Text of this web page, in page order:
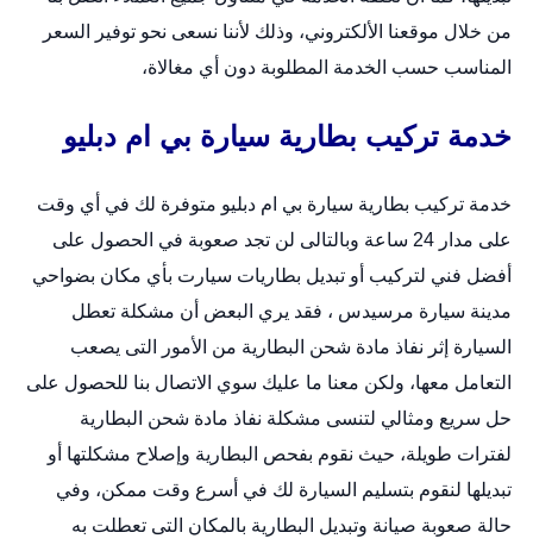
من خلال موقعنا الألكتروني، وذلك لأننا نسعى نحو توفير السعر
المناسب حسب الخدمة المطلوبة دون أي مغالاة،
خدمة تركيب بطارية سيارة بي ام دبليو
خدمة تركيب بطارية سيارة بي ام دبليو متوفرة لك في أي وقت
على مدار 24 ساعة وبالتالى لن تجد صعوبة في الحصول على
أفضل فني لتركيب أو تبديل بطاريات سيارت بأي مكان بضواحي
مدينة سيارة مرسيدس ، فقد يري البعض أن مشكلة تعطل
السيارة إثر نفاذ مادة شحن البطارية من الأمور التى يصعب
التعامل معها، ولكن معنا ما عليك سوي الاتصال بنا للحصول على
حل سريع ومثالي لتنسى مشكلة نفاذ مادة شحن البطارية
لفترات طويلة، حيث نقوم بفحص البطارية وإصلاح مشكلتها أو
تبديلها لنقوم بتسليم السيارة لك في أسرع وقت ممكن، وفي
حالة صعوبة صيانة وتبديل البطارية بالمكان التى تعطلت به